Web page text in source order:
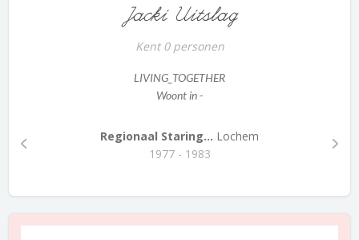
Jacki Uitslag
Kent 0 personen
LIVING_TOGETHER
Woont in -
Regionaal Staring... Lochem
1977 - 1983